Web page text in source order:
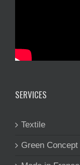
SERVICES
Textile
Green Concept